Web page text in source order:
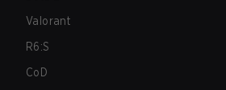
Valorant
R6:S
CoD